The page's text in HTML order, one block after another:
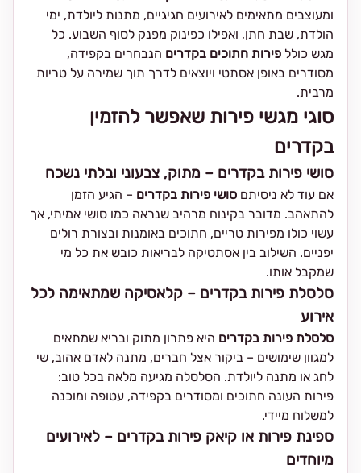
ומעוצבים מתאימים לאירועים חגיגיים, מתנות ליולדת, ימי
הולדת, שבת חתן, ואפילו כפינוק מפנק לסוף השבוע. כל
מגש כולל פירות חתוכים בקדרים הנבחרים בקפידה,
מסודרים באופן אסתטי ויוצאים לדרך תוך שמירה על טריות
מרבית.
סוגי מגשי פירות שאפשר להזמין
בקדרים
סושי פירות בקדרים – מתוק, צבעוני ובלתי נשכח
אם עוד לא ניסיתם סושי פירות בקדרים – הגיע הזמן
להתאהב. מדובר בקינוח מרהיב שנראה כמו סושי אמיתי, אך
עשוי כולו מפירות טריים, חתוכים באומנות ובצורת רולים
יפניים. השילוב בין אסתטיקה לבריאות כובש את כל מי
שמקבל אותו.
סלסלת פירות בקדרים – קלאסיקה שמתאימה לכל
אירוע
סלסלת פירות בקדרים היא פתרון מתוק ובריא שמתאים
למגוון שימושים – ביקור אצל חברים, מתנה לאדם אהוב, שי
לחג או מתנה ליולדת. הסלסלה מגיעה מלאה בכל טוב:
פירות העונה חתוכים ומסודרים בקפידה, עטופה ומוכנה
למשלוח מיידי.
ספינת פירות או קיאק פירות בקדרים – לאירועים
מיוחדים